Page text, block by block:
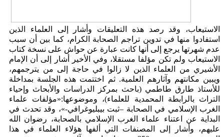
الاستيعاب، وقد رصد هذه التعليقات وأشار إلى العلماء الذين
استفادوا منها في تدوين تراجم الصحابة الكرام، كما بين أن سبب
عدم شهرتها يرجع إلى أنها كانت عبارة عن حواش على نسخة كتاب
الاستيعاب ولم تكن مؤلفا مستقلا، وفي الأخير أشار إلى أن الإمام
الأشيري من العلماء الذين لا زالوا في حاجة إلى من يترجمهم،
ويبين مكانتهم وآثارهم العلمية. ثم اختتمت هذه الجلسة بمداخلة
للأستاذ طارق طاطمي (باحث بمركز الدراسات والأبحاث وإحياء
التراث بالرابطة المحمدية للعلماء)، وموضوعها:«مؤلفات علماء
الغرب الإسلامي في الصحابة –ثبت بيبليوغرافي-»، وقد تحدث في
البداية عن اعتناء علماء الغرب الإسلامي بالصحابة، رضوان الله
عليهم، وأشار إلى المصنفات التي ألفها هؤلاء العلماء في هذا